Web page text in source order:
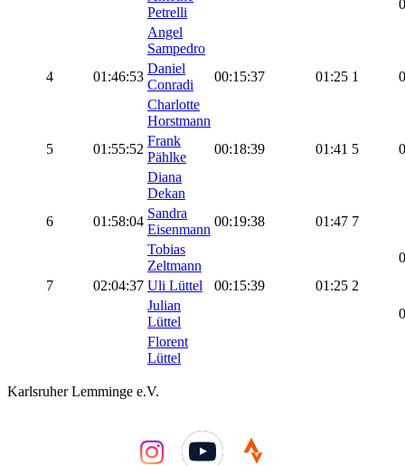
Petrelli
Angel
Sampedro
4
01:46:53
Daniel
Conradi
00:15:37 01:25 1
Charlotte
Horstmann
5
01:55:52
Frank
Pählke
00:18:39 01:41 5
Diana
Dekan
6
01:58:04
Sandra
Eisenmann
00:19:38 01:47 7
Tobias
Zeltmann
7
02:04:37 Uli Lüttel 00:15:39 01:25 2
Julian
Lüttel
Florent
Lüttel
Karlsruher Lemminge e.V.
YouTube